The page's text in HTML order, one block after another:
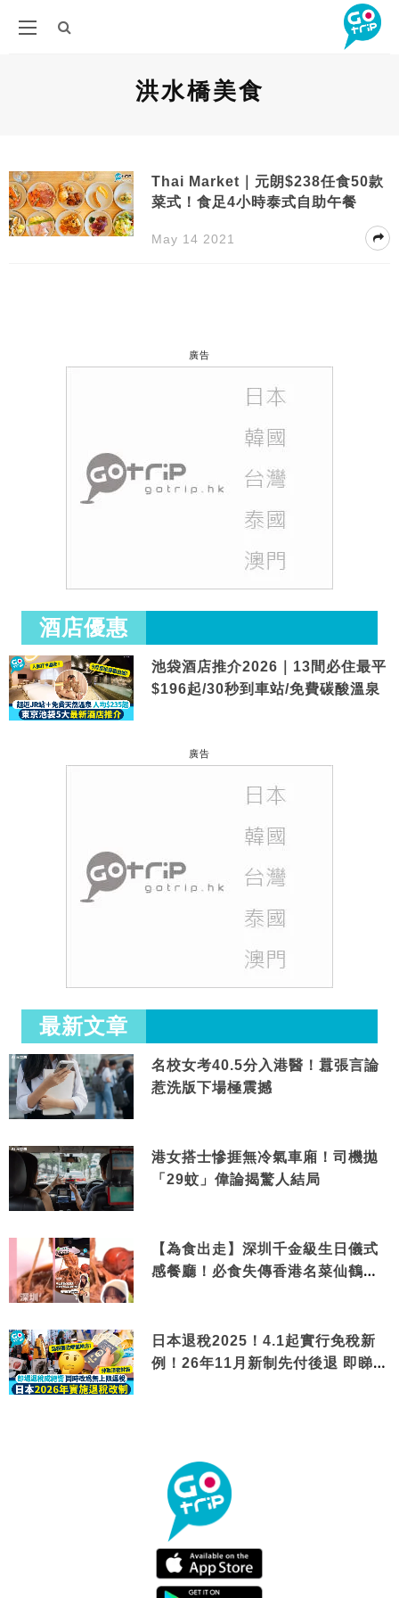
洪水橋美食
Thai Market｜元朗$238任食50款
菜式！食足4小時泰式自助午餐
May 14 2021
廣告
酒店優惠
池袋酒店推介2026｜13間必住最平
$196起/30秒到車站/免費碳酸溫泉
廣告
最新文章
名校女考40.5分入港醫！囂張言論
惹洗版下場極震撼
港女搭士慘捱無冷氣車廂！司機拋
「29蚊」偉論揭驚人結局
【為食出走】深圳千金級生日儀式
感餐廳！必食失傳香港名菜仙鶴神
日本退稅2025！4.1起實行免稅新
例！26年11月新制先付後退 即睇步